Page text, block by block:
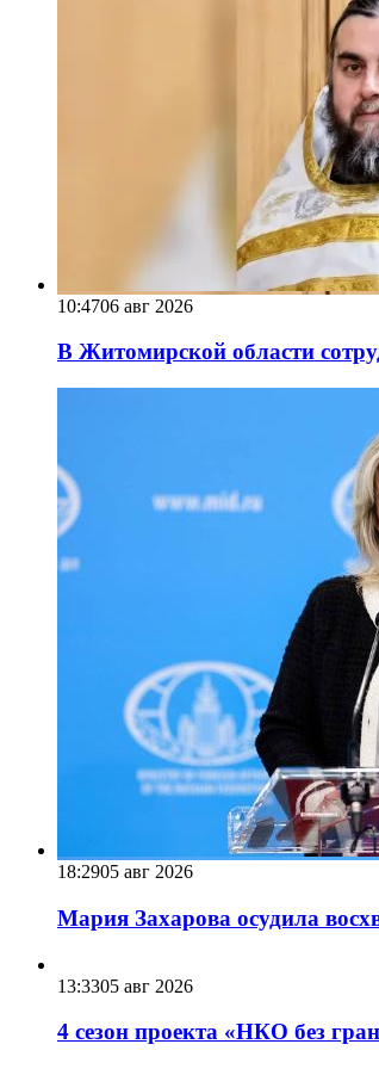
10:4706 авг 2026
В Житомирской области
18:2905 авг 2026
Мария Захарова осудила
13:3305 авг 2026
4 сезон проекта «НКО без